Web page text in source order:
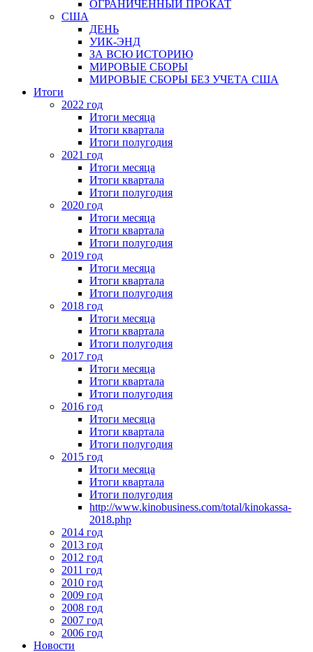
ОГРАНИЧЕННЫЙ ПРОКАТ
США
ДЕНЬ
УИК-ЭНД
ЗА ВСЮ ИСТОРИЮ
МИРОВЫЕ СБОРЫ
МИРОВЫЕ СБОРЫ БЕЗ УЧЕТА США
Итоги
2022 год
Итоги месяца
Итоги квартала
Итоги полугодия
2021 год
Итоги месяца
Итоги квартала
Итоги полугодия
2020 год
Итоги месяца
Итоги квартала
Итоги полугодия
2019 год
Итоги месяца
Итоги квартала
Итоги полугодия
2018 год
Итоги месяца
Итоги квартала
Итоги полугодия
2017 год
Итоги месяца
Итоги квартала
Итоги полугодия
2016 год
Итоги месяца
Итоги квартала
Итоги полугодия
2015 год
Итоги месяца
Итоги квартала
Итоги полугодия
http://www.kinobusiness.com/total/kinokassa-
2018.php
2014 год
2013 год
2012 год
2011 год
2010 год
2009 год
2008 год
2007 год
2006 год
Новости